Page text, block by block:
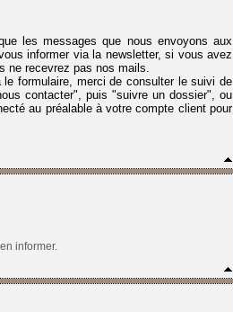
les messages que nous envoyons aux
informer via la newsletter, si vous avez
ne recevrez pas nos mails.
formulaire, merci de consulter le suivi de
contacter", puis "suivre un dossier", ou
au préalable à votre compte client pour
informer.